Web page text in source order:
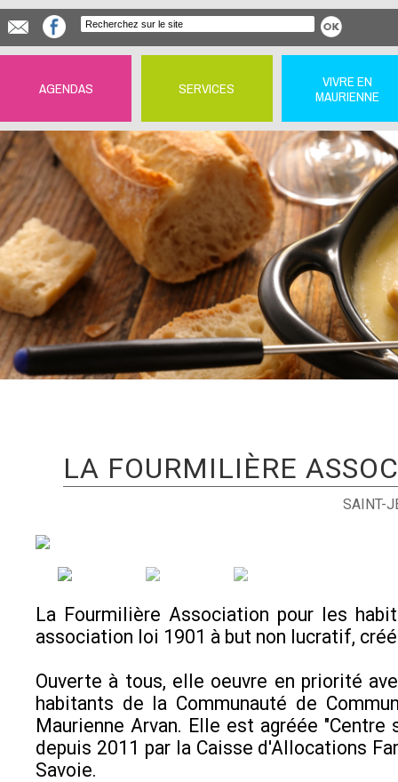
AGENDAS SERVICES
VIVRE EN
MAURIENNE
LA FOURMILIÈRE
SAINT-
La Fourmilière Association pour les
association loi 1901 à but non lucratif,
Ouverte à tous, elle oeuvre en priorité
habitants de la Communauté de
Maurienne Arvan. Elle est agréée "Centre
depuis 2011 par la Caisse d'Allocations
Savoie.